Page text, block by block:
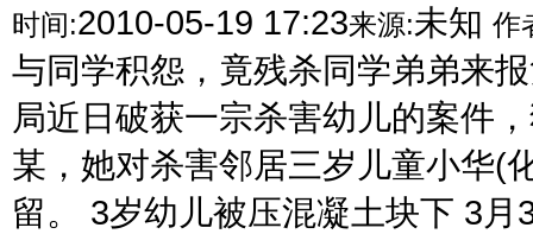
时间:2010-05-19 17:23来源:未知 作
与同学积怨，竟残杀同学弟弟来
局近日破获一宗杀害幼儿的案件
某，她对杀害邻居三岁儿童小华(
留。 3岁幼儿被压混凝土块下 3月